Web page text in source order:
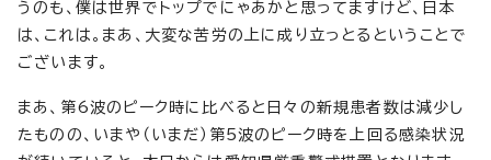
うのも、僕は世界でトップでにゃあかと思ってますけど、日本
は、これは。まあ、大変な苦労の上に成り立っとるということで
ございます。
まあ、第6波のピーク時に比べると日々の新規患者数は減少し
たものの、いまや（いまだ）第5波のピーク時を上回る感染状況